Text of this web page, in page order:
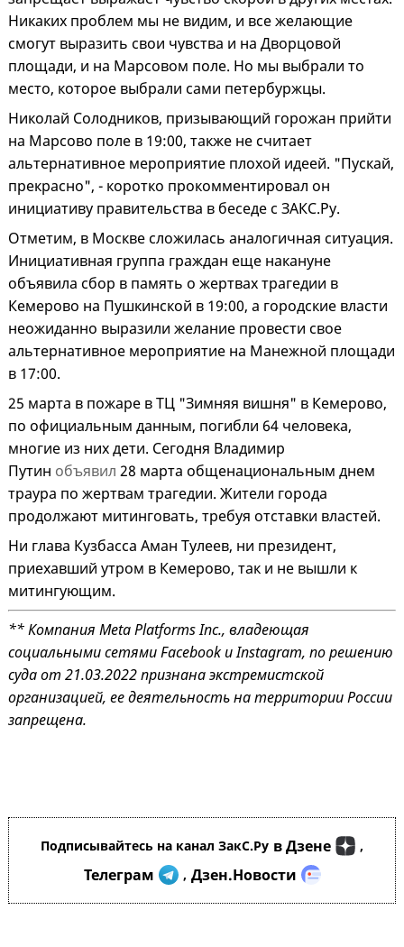
Никаких проблем мы не видим, и все желающие
смогут выразить свои чувства и на Дворцовой
площади, и на Марсовом поле. Но мы выбрали то
место, которое выбрали сами петербуржцы.
Николай Солодников, призывающий горожан прийти
на Марсово поле в 19:00, также не считает
альтернативное мероприятие плохой идеей. "Пускай,
прекрасно", - коротко прокомментировал он
инициативу правительства в беседе с ЗАКС.Ру.
Отметим, в Москве сложилась аналогичная ситуация.
Инициативная группа граждан еще накануне
объявила сбор в память о жертвах трагедии в
Кемерово на Пушкинской в 19:00, а городские власти
неожиданно выразили желание провести свое
альтернативное мероприятие на Манежной площади
в 17:00.
25 марта в пожаре в ТЦ "Зимняя вишня" в Кемерово,
по официальным данным, погибли 64 человека,
многие из них дети. Сегодня Владимир
Путин объявил 28 марта общенациональным днем
траура по жертвам трагедии. Жители города
продолжают митинговать, требуя отставки властей.
Ни глава Кузбасса Аман Тулеев, ни президент,
приехавший утром в Кемерово, так и не вышли к
митингующим.
** Компания Meta Platforms Inc., владеющая
социальными сетями Facebook и Instagram, по решению
суда от 21.03.2022 признана экстремистской
организацией, ее деятельность на территории России
запрещена.
Подписывайтесь на канал ЗакС.Ру в Дзене ,
Телеграм , Дзен.Новости